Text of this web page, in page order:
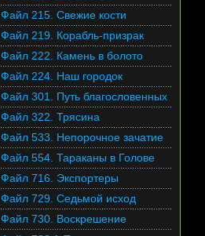
Файл 215. Свежие кости
Файл 219. Корабль-призрак
Файл 222. Камень в болото
Файл 224. Наш городок
Файл 301. Путь благословенных
Файл 322. Трясина
Файл 533. Непорочное зачатие
Файл 554. Тараканы в Голове
Файл 716. Экспортеры
Файл 729. Седьмой исход
Файл 730. Воскрешение